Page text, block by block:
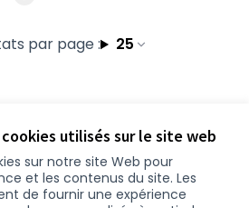
utilisés sur le site web
sur notre site Web pour
et les contenus du site. Les
de fournir une expérience
par page : 25